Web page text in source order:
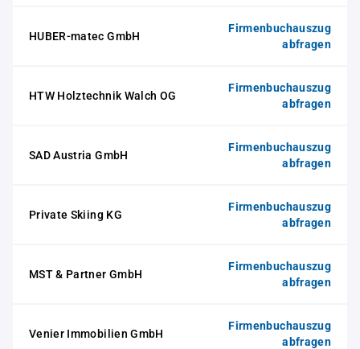
HUBER-matec GmbH
Firmenbuchauszug
abfragen
HTW Holztechnik Walch OG
Firmenbuchauszug
abfragen
SAD Austria GmbH
Firmenbuchauszug
abfragen
Private Skiing KG
Firmenbuchauszug
abfragen
MST & Partner GmbH
Firmenbuchauszug
abfragen
Venier Immobilien GmbH
Firmenbuchauszug
abfragen